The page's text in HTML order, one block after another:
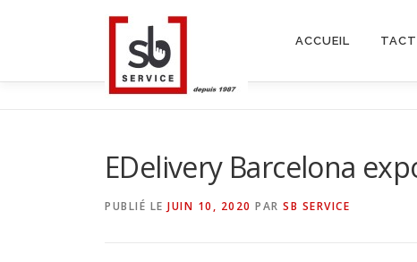
ACCUEIL
EDelivery Barcelona
PUBLIÉ LE JUIN 10, 2020 PAR SB SERVICE